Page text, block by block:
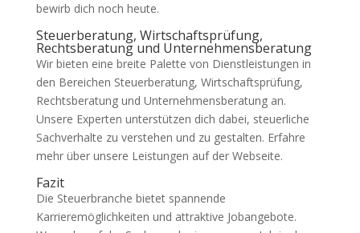
bewirb dich noch heute.
Steuerberatung, Wirtschaftsprüfung,
Rechtsberatung und Unternehmensberatung
Wir bieten eine breite Palette von Dienstleistungen in
den Bereichen Steuerberatung, Wirtschaftsprüfung,
Rechtsberatung und Unternehmensberatung an.
Unsere Experten unterstützen dich dabei, steuerliche
Sachverhalte zu verstehen und zu gestalten. Erfahre
mehr über unsere Leistungen auf der Webseite.
Fazit
Die Steuerbranche bietet spannende
Karrieremöglichkeiten und attraktive Jobangebote.